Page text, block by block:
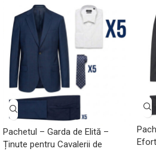
Pachetul – Garda de Elită –
Ținute pentru Cavalerii de